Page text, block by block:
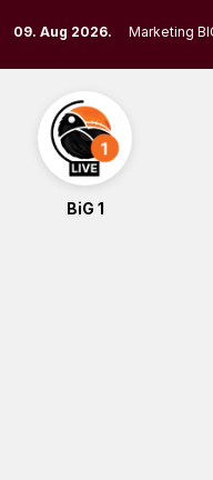
to
content
09. Aug 2026. Marketing
BiG 1